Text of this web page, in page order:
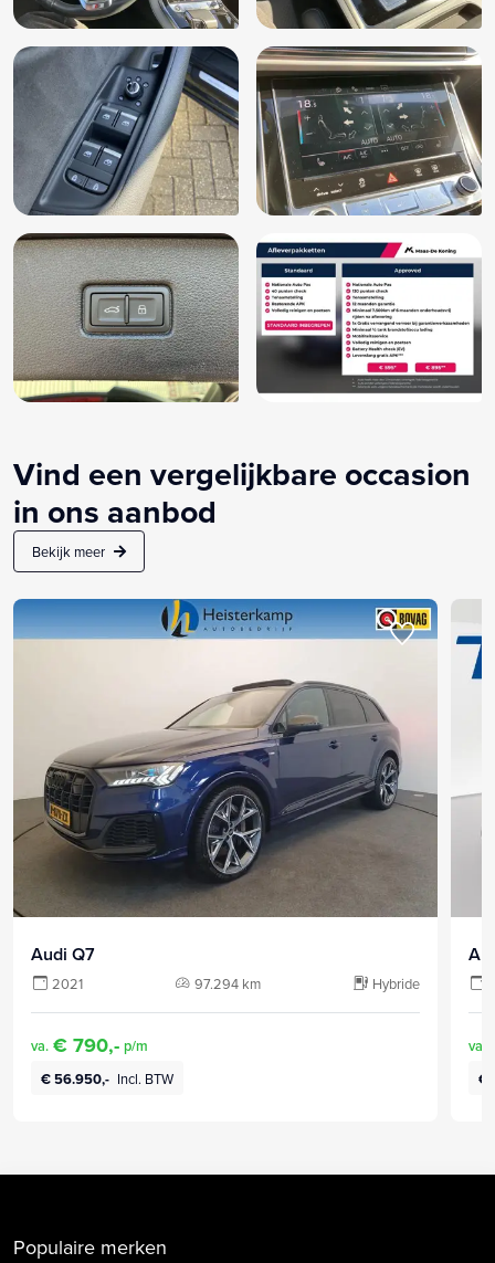
Vind een vergelijkbare occasion
in ons aanbod
Bekijk meer
Audi Q7
2021 97.294 km Hybride
va. € 790,- p/m
€ 56.950,- Incl. BTW
va.
€
Populaire merken